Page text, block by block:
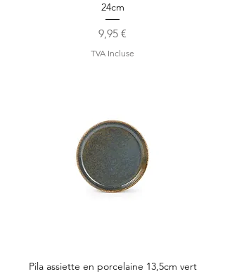
24cm
Prix
9,95 €
TVA Incluse
Pila assiette en porcelaine 13,5cm vert